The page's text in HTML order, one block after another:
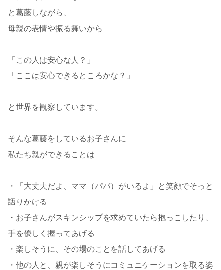
と葛藤しながら、
母親の表情や振る舞いから
「この人は安心な人？」
「ここは安心できるところかな？」
と世界を観察しています。
そんな葛藤をしているお子さんに
私たち親ができることは
・「大丈夫だよ、ママ（パパ）がいるよ」と笑顔でそっと
語りかける
・お子さんがスキンシップを求めていたら抱っこしたり、
手を優しく握ってあげる
・楽しそうに、その場のことを話してあげる
・他の人と、親が楽しそうにコミュニケーションを取る姿